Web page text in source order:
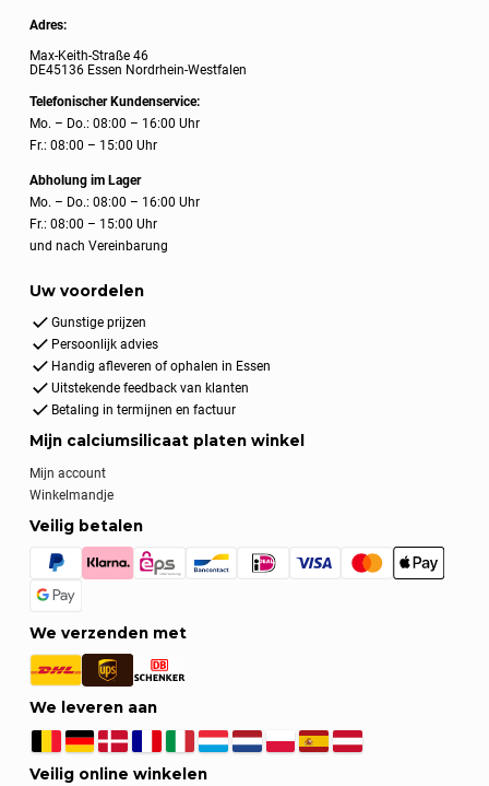
Adres:
Max-Keith-Straße 46
DE45136 Essen Nordrhein-Westfalen
Telefonischer Kundenservice:
Mo. – Do.: 08:00 – 16:00 Uhr
Fr.: 08:00 – 15:00 Uhr
Abholung im Lager
Mo. – Do.: 08:00 – 16:00 Uhr
Fr.: 08:00 – 15:00 Uhr
und nach Vereinbarung
Uw voordelen
Gunstige prijzen
Persoonlijk advies
Handig afleveren of ophalen in Essen
Uitstekende feedback van klanten
Betaling in termijnen en factuur
Mijn calciumsilicaat platen winkel
Mijn account
Winkelmandje
Veilig betalen
We verzenden met
We leveren aan
Veilig online winkelen